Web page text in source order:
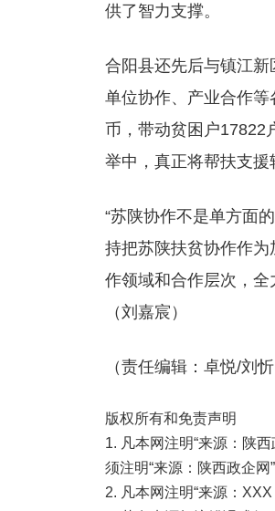
供了智力支撑。
合阳县还先后与镇江新
单位协作、产业合作
币，带动贫困户17822
举中，真正将帮扶支
“苏陕协作不是单方面
持把苏陕扶贫协作作
作领域和合作层次，全
（刘嘉宸）
（责任编辑：卓悦/刘忻
版权所有和免责声明
1. 凡本网注明“来源：陕
须注明“来源：陕西政企网
2. 凡本网注明“来源：